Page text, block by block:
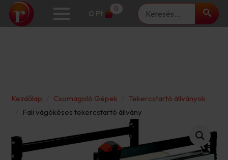
0 Ft
0 Keresés
Kezdőlap Csomagoló Gépek
Tekercstartó állványok
Fali vágókéses tekercstartó állvány